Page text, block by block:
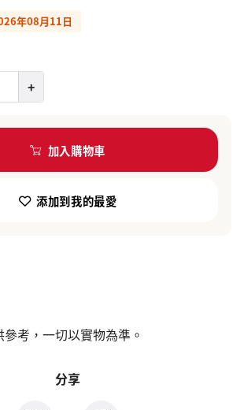
年08月11日
+
加入購物車
添加到我的最愛
考，一切以實物為準。
分享